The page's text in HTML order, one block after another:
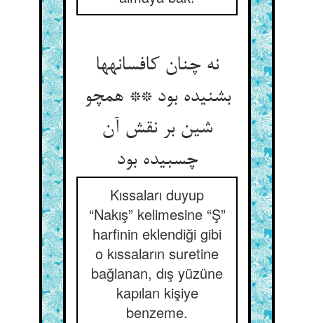
نه چنان کافسانه‏ها
بشنیده بود ** همچو
شین بر نقش آن
چسبیده بود
Kıssaları duyup
“Nakış” kelimesine “Ş”
harfinin eklendiği gibi
o kıssaların suretine
bağlanan, dış yüzüne
kapılan kişiye
benzeme.